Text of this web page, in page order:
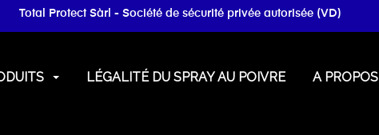
Total Protect Sàrl - Société de sécurité privée autorisée (VD)
LÉGALITÉ DU SPRAY AU POIVRE A PROPOS